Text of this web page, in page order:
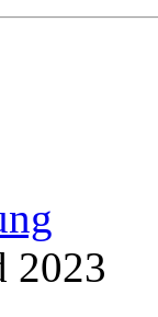
2023